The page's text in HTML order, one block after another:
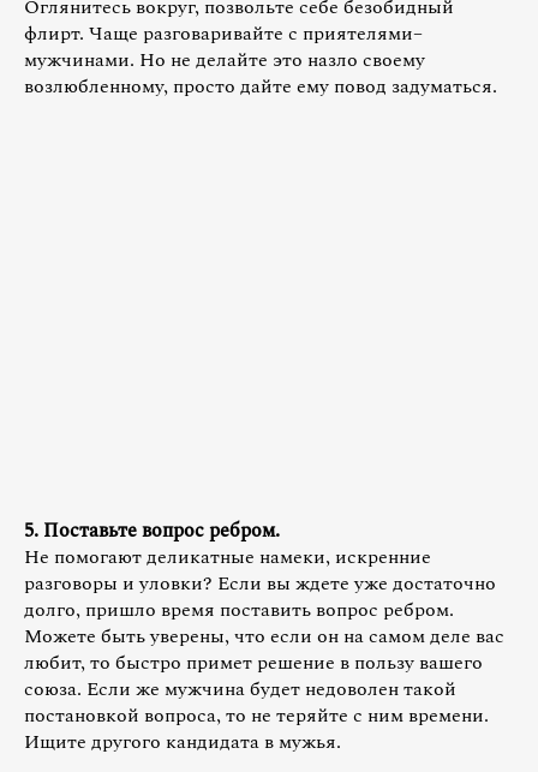
Оглянитесь вокруг, позвольте себе безобидный
флирт. Чаще разговаривайте с приятелями–
мужчинами. Но не делайте это назло своему
возлюбленному, просто дайте ему повод задуматься.
5. Поставьте вопрос ребром.
Не помогают деликатные намеки, искренние
разговоры и уловки? Если вы ждете уже достаточно
долго, пришло время поставить вопрос ребром.
Можете быть уверены, что если он на самом деле вас
любит, то быстро примет решение в пользу вашего
союза. Если же мужчина будет недоволен такой
постановкой вопроса, то не теряйте с ним времени.
Ищите другого кандидата в мужья.